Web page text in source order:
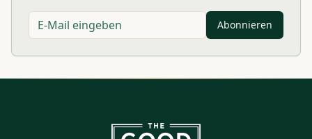
Abonnieren